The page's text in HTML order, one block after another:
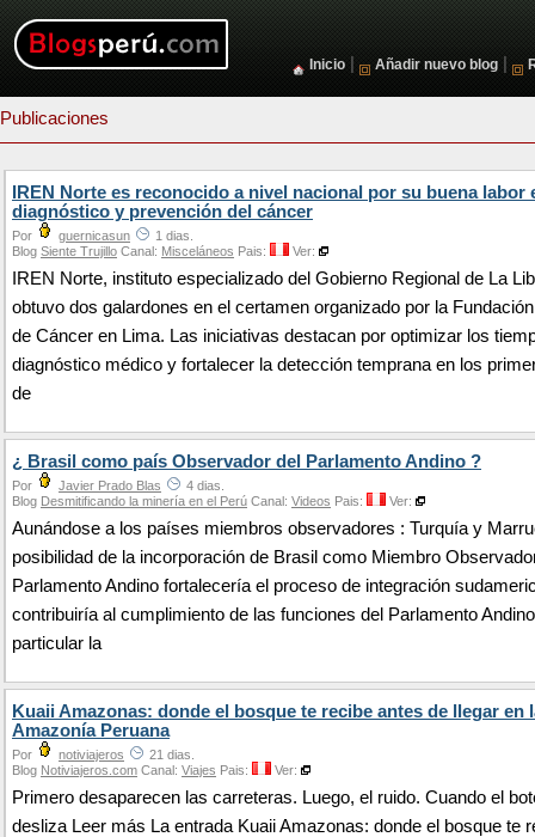
Inicio Añadir nuevo blog
Publicaciones
IREN Norte es reconocido a nivel nacional por su buena labor
diagnóstico y prevención del cáncer
Por guernicasun
1 dias.
Blog Siente Trujillo Canal: Misceláneos Pais: Ver:
IREN Norte, instituto especializado del Gobierno Regional de La
obtuvo dos galardones en el certamen organizado por la
de Cáncer en Lima. Las iniciativas destacan por optimizar los
diagnóstico médico y fortalecer la detección temprana en los
de
¿ Brasil como país Observador del Parlamento Andino ?
Por Javier Prado Blas
4 dias.
Blog Desmitificando la minería en el Perú Canal: Videos Pais: Ver:
Aunándose a los países miembros observadores : Turquía y
posibilidad de la incorporación de Brasil como Miembro
Parlamento Andino fortalecería el proceso de integración
contribuiría al cumplimiento de las funciones del Parlamento
particular la
Kuaii Amazonas: donde el bosque te recibe antes de llegar en
Amazonía Peruana
Por notiviajeros
21 dias.
Blog Notiviajeros.com Canal: Viajes Pais: Ver:
Primero desaparecen las carreteras. Luego, el ruido. Cuando el
desliza Leer más La entrada Kuaii Amazonas: donde el bosque te